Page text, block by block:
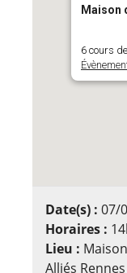
Maison
6 cours
Date(s) : 07/
Horaires :
Lieu :
Alliés Rennes